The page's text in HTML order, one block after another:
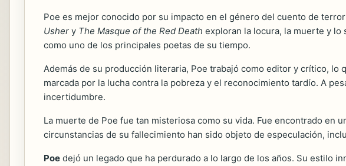
Poe es mejor conocido por su impacto en el género del cuento de
Usher y The Masque of the Red Death exploran la locura, la muerte y lo
como uno de los principales poetas de su tiempo.
Además de su producción literaria, Poe trabajó como editor y crítico,
marcada por la lucha contra la pobreza y el reconocimiento tardío. A
incertidumbre.
La muerte de Poe fue tan misteriosa como su vida. Fue encontrado en
circunstancias de su fallecimiento han sido objeto de especulación,
Poe dejó un legado que ha perdurado a lo largo de los años. Su estilo